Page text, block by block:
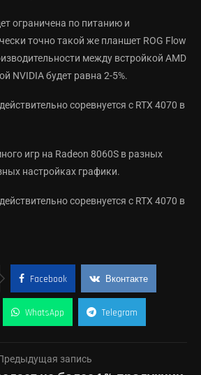
ограничена по питанию и
точно такой же планшет ROG Flow
между встройкой AMD
NVIDIA будет равна 2-5%.
игр на Radeon 8060S в разных
настройках графики.
Facebook Вконтакте
WhatsApp Telegram
запись